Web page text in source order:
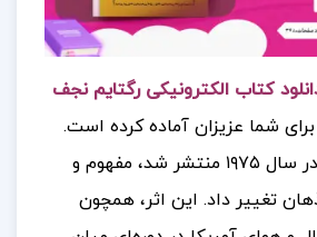
کتاب الکترونیکی رگتایم نجف
برای شما عزیزان آماده کرده است.
رمان «رگتایم» که در سال ۱۹۷۵ منتشر شد، مفهوم و
تغییر داد. این اثر، همچون